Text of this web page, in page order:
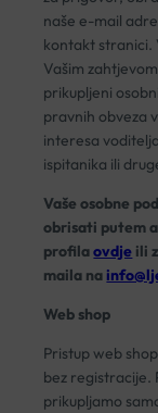
naše e-mail
kontakt stranici.
Vašim
prikupljeni
pravnih obveza
interesa
ispitanika ili
Vaše osobne
obrisati putem
profilaovdje ili
maila na
Web shop
Pristup web
bez registracije.
prikupljamo